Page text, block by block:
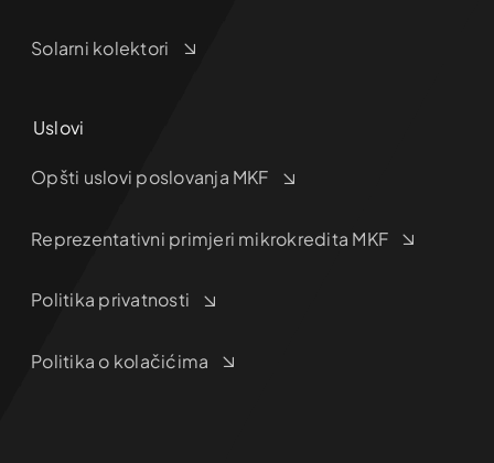
Solarni kolektori
Uslovi
Opšti uslovi poslovanja MKF
Reprezentativni primjeri mikrokredita MKF
Politika privatnosti
Politika o kolačićima